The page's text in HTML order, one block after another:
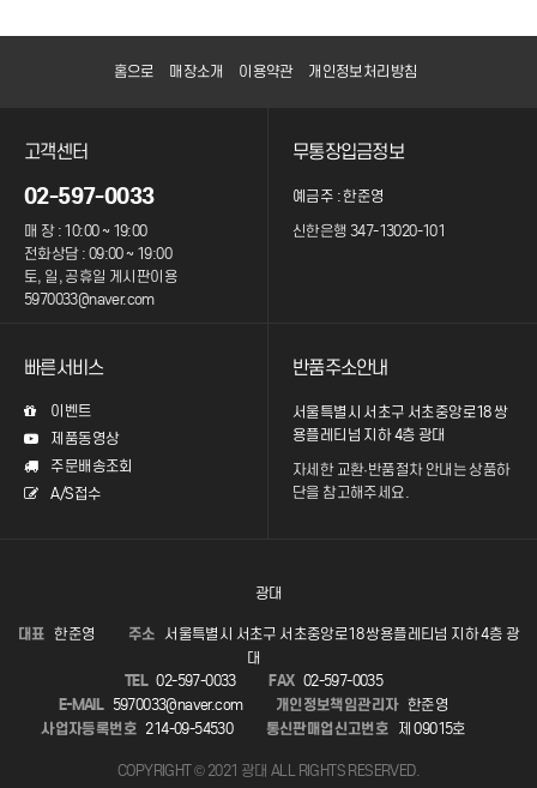
홈으로 매장소개 이용약관 개인정보처리방침
고객센터
02-597-0033
매 장 : 10:00 ~ 19:00
전화상담 : 09:00 ~ 19:00
토, 일, 공휴일 게시판이용
5970033@naver.com
무통장입금정보
예금주 : 한준영
신한은행 347-13020-101
빠른서비스
이벤트
제품동영상
주문배송조회
A/S접수
반품주소안내
서울특별시 서초구 서초중앙로18 쌍
용플레티넘 지하 4층 광대
자세한 교환·반품절차 안내는상품하
단을 참고해주세요.
광대
대표 한준영 주소 서울특별시 서초구 서초중앙로18 쌍용플레티넘 지하 4층 광
대
TEL 02-597-0033 FAX 02-597-0035
E-MAIL 5970033@naver.com 개인정보책임관리자 한준영
사업자등록번호 214-09-54530 통신판매업신고번호 제 09015호
COPYRIGHT © 2021 광대 ALL RIGHTS RESERVED.